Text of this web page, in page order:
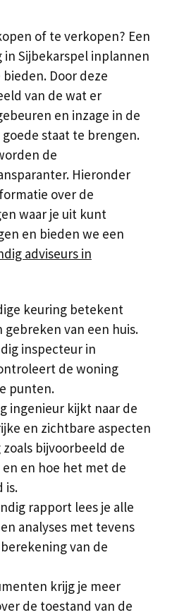
of te verkopen? Een
Sijbekarspel inplannen
Door deze
van de wat er
en inzage in de
staat te brengen.
de
Hieronder
over de
waar je uit kunt
en bieden we een
adviseurs in
keuring betekent
gebreken van een huis.
inspecteur in
de woning
punten.
ingenieur kijkt naar de
en zichtbare aspecten
bijvoorbeeld de
en hoe het met de
is.
rapport lees je alle
analyses met tevens
van de
krijg je meer
de toestand van de